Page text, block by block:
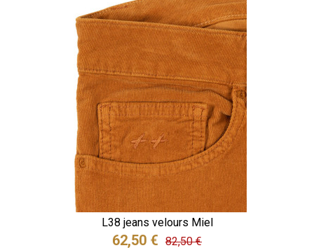
L38 jeans velours Miel
62,50 € 82,50 €